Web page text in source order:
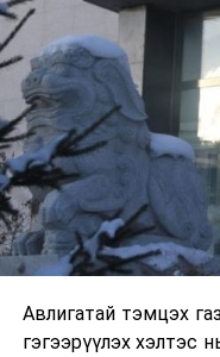
Авлигатай тэмцэх
гэгээрүүлэх хэлтэс